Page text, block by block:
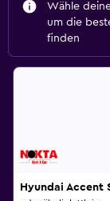
Wähle
um die
finden
Hyundai Accent